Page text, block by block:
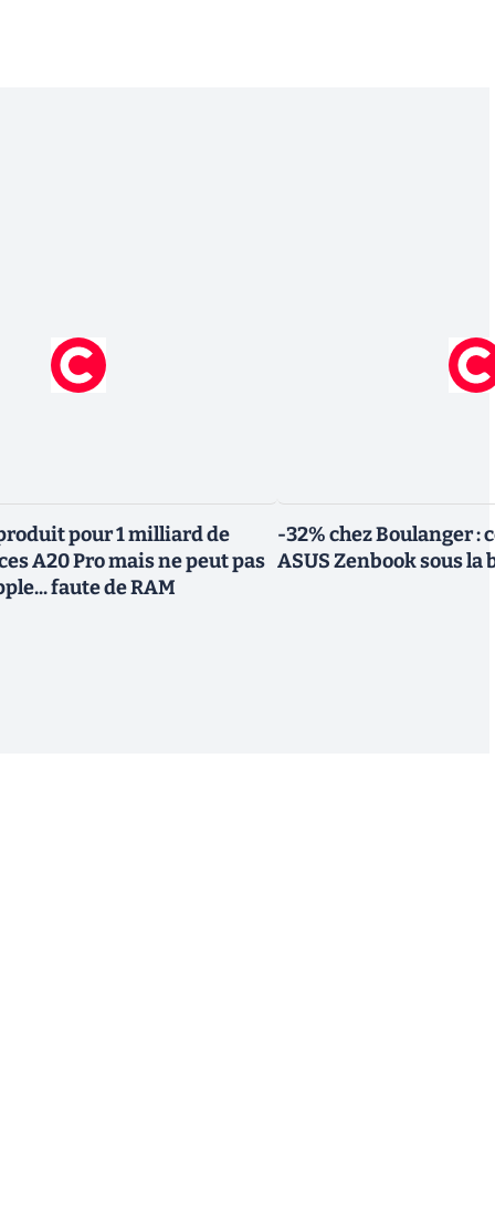
pour 1 milliard de
A20 Pro mais ne peut pas
faute de RAM
-32% chez Boulanger :
ASUS Zenbook sous la